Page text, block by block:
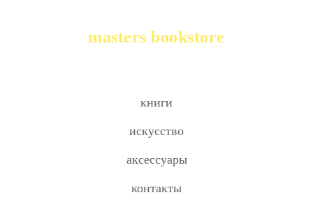
masters bookstore
книги
искусство
аксессуары
контакты